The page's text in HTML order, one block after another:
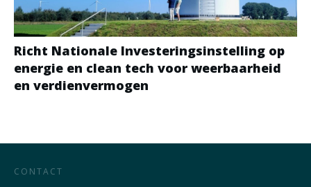
Richt Nationale Investeringsinstelling op
energie en clean tech voor weerbaarheid
en verdienvermogen
CONTACT